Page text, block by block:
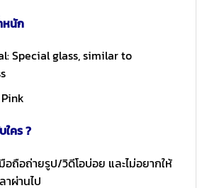
หนัก
Special glass, similar to
คร ?
ถือถ่ายรูป/วิดีโอบ่อย และไม่อยากให้
าผ่านไป